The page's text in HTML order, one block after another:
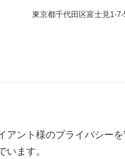
東京都千代田区富士見1-
アント様のプライバシーを
ます。